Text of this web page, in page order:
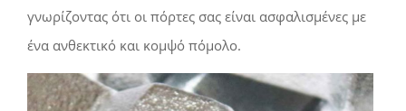
γνωρίζοντας ότι οι πόρτες σας είναι ασφαλισμένες με
ένα ανθεκτικό και κομψό πόμολο.